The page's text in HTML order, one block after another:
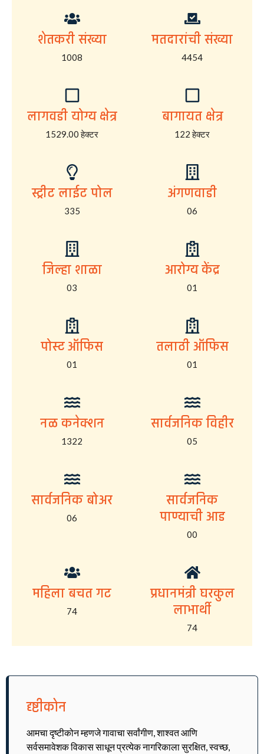
शेतकरी संख्या
1008
मतदारांची संख्या
4454
लागवडी योग्य क्षेत्र
1529.00 हेक्टर
बागायत क्षेत्र
122 हेक्टर
स्ट्रीट लाईट पोल
335
अंगणवाडी
06
जिल्हा शाळा
03
आरोग्य केंद्र
01
पोस्ट ऑफिस
01
तलाठी ऑफिस
01
नळ कनेक्शन
1322
सार्वजनिक विहीर
05
सार्वजनिक बोअर
06
सार्वजनिक
पाण्याची आड
00
महिला बचत गट
74
प्रधानमंत्री घरकुल
लाभार्थी
74
दृष्टीकोन
आमचा दृष्टीकोन म्हणजे गावाचा सर्वांगीण, शाश्वत आणि
सर्वसमावेशक विकास साधून प्रत्येक नागरिकाला सुरक्षित, स्वच्छ,